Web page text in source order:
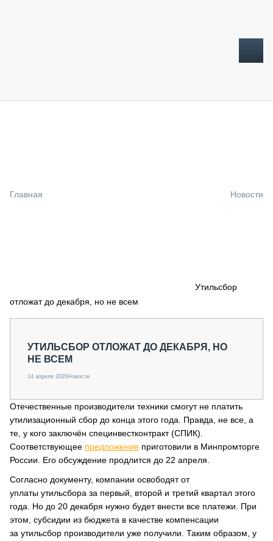
СПЕЦПРОЕКТЫ
О ПРОЕКТЕ
Главная Новости
Утильсбор
отложат до декабря, но не всем
УТИЛЬСБОР ОТЛОЖАТ ДО ДЕКАБРЯ, НО
НЕ ВСЕМ
14 апреля 2020Новости
Отечественные производители техники смогут не платить
утилизационный сбор до конца этого года. Правда, не все, а
те, у кого заключён специнвестконтракт (СПИК).
Соответствующее предложение приготовили в Минпромторге
России. Его обсуждение продлится до 22 апреля.
Согласно документу, компании освободят от
уплаты утильсбора за первый, второй и третий квартал этого
года. Но до 20 декабря нужно будет внести все платежи. При
этом, субсидии из бюджета в качестве компенсации
за утильсбор производители уже получили. Таким образом, у